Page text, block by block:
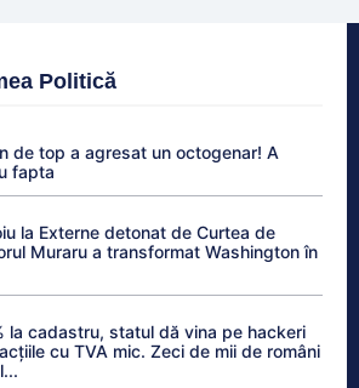
Politică
de top a agresat un octogenar! A
fapta
la Externe detonat de Curtea de
Muraru a transformat Washington în
la cadastru, statul dă vina pe hackeri
cu TVA mic. Zeci de mii de români